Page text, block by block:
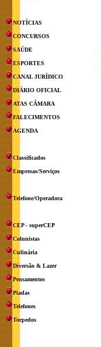
NOTÍCIAS
CONCURSOS
SAÚDE
ESPORTES
CANAL JURÍDICO
DIÁRIO OFICIAL
ATAS CÂMARA
FALECIMENTOS
AGENDA
Classificados
Empresas/Serviços
Telefone/Operadora
CEP - superCEP
Colunistas
Culinária
Diversão & Lazer
Pensamentos
Piadas
Telefones
Torpedos